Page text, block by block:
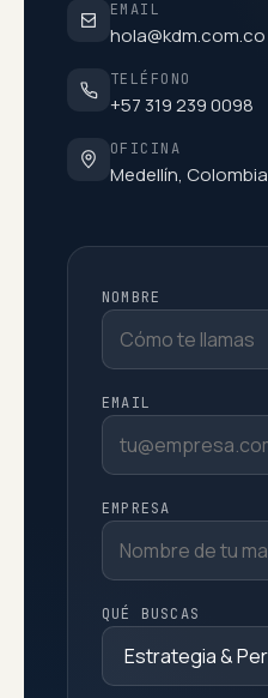
EMAIL
hola@kdm.com.co
TELÉFONO
+57 319 239 0098
OFICINA
Medellín, Colombia
NOMBRE
EMAIL
EMPRESA
QUÉ BUSCAS